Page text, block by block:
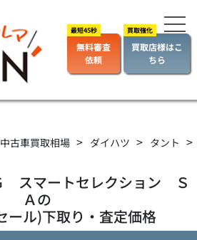
無料審査
依頼
買取店様はこ
ちら
中古車買取相場 > ダイハツ > タント >
スマートセレクション Ｓ
Ａの
ール)下取り・査定価格